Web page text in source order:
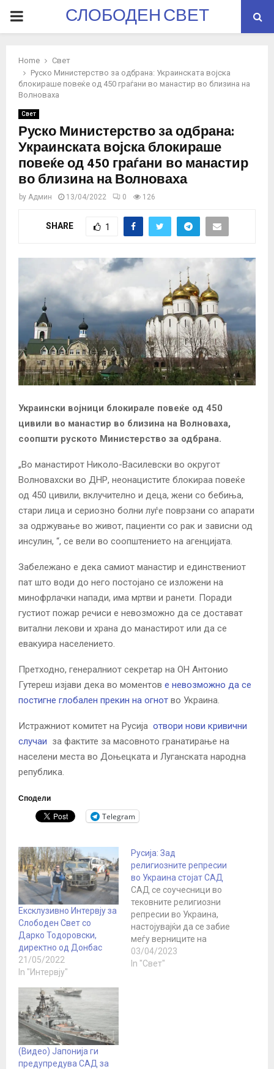
PRIMARYСЛОБОДЕН СВЕТ
Home
Свет
Руско Министерство за одбрана: Украинската војска
блокираше повеќе од 450 граѓани во манастир во близина на
Волноваха
Свет
Руско Министерство за одбрана:
Украинската војска блокираше
повеќе од 450 граѓани во манастир
во близина на Волноваха
by Админ 13/04/2022 0 126
SHARE 1
Украински војници блокирале повеќе од 450
цивили во манастир во близина на Волноваха,
соопшти руското Министерство за одбрана.
„Во манастирот Николо-Василевски во округот
Волновахски во ДНР, неонацистите блокираа повеќе
од 450 цивили, вклучително и деца, жени со бебиња,
стари лица и сериозно болни луѓе поврзани со апарати
за одржување во живот, пациенти со рак и зависни од
инсулин, “, се вели во соопштението на агенцијата.
Забележано е дека самиот манастир и единствениот
пат што води до него постојано се изложени на
минофрлачки напади, има мртви и ранети. Поради
густиот пожар речиси е невозможно да се достават
витални лекови и храна до манастирот или да се
евакуира населението.
Претходно, генералниот секретар на ОН Антонио
Гутереш изјави дека во моментов е невозможно да се
постигне глобален прекин на огнот во Украина.
Истражниот комитет на Русија отвори нови кривични
случаи за фактите за масовното гранатирање на
населени места во Доњецката и Луганската народна
република.
Сподели
Telegram
Ексклузивно Интервју за
Слободен Свет со
Дарко Тодоровски,
директно од Донбас
21/05/2022
In "Интервју"
Русија: Зад
религиозните репресии
во Украина стојат САД
САД се соучесници во
тековните религиозни
репресии во Украина,
настојувајќи да се забие
меѓу верниците на
нацијата како дел од
нејзината антируска
03/04/2023
In "Свет"
(Видео) Јапонија ги
предупредува САД за